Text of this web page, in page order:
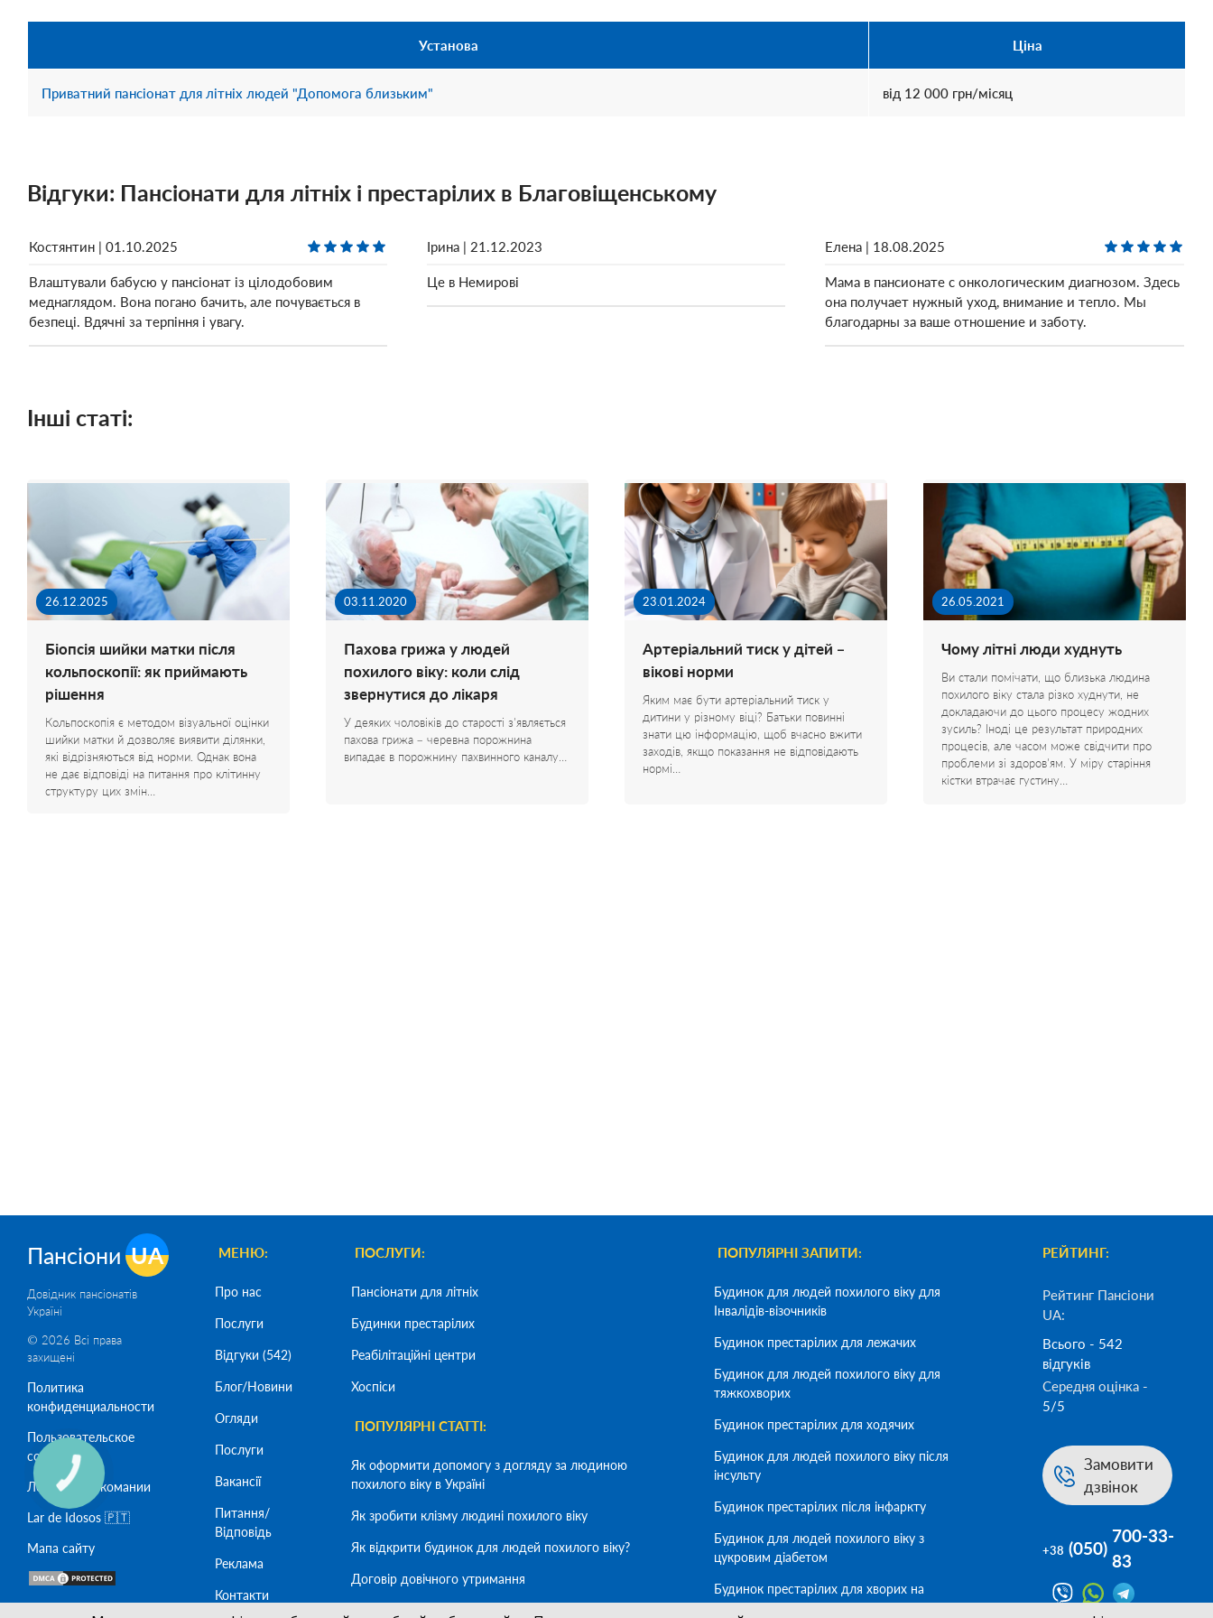
mse2_filter_msoption_dom_prestarelyix_pomoshnaya
mse2_filter_msoption_dom_prestarelyix_svetlovodsk
mse2_filter_msoption_reabilitaczionnyie_czentryi_blagoveshhenskoe
mse2_filter_msoption_xospisyi_blagoveshhenskoe
Реабілітаційні центри1
mse2_filter_msoption_pansionatyi_dlya_pozhilyix_bobrinecz
1
mse2_filter_msoption_reabilitaczionnyie_czentryi_gajvoron
mse2_filter_msoption_xospisyi_gajvoron
1
mse2_filter_msoption_pansionatyi_dlya_pozhilyix_dolinskaya
1
mse2_filter_msoption_reabilitaczionnyie_czentryi_dolinskaya
mse2_filter_msoption_xospisyi_dolinskaya
mse2_filter_msoption_pansionatyi_dlya_pozhilyix_znamenka
1
mse2_filter_msoption_reabilitaczionnyie_czentryi_znamenka
1
mse2_filter_msoption_pansionatyi_dlya_pozhilyix_pomoshnaya
mse2_filter_msoption_xospisyi_pomoshnaya
mse2_filter_msoption_pansionatyi_dlya_pozhilyix_svetlovodsk
1
mse2_filter_msoption_reabilitaczionnyie_czentryi_svetlovodsk
mse2_filter_msoption_xospisyi_svetlovodsk
1
mse2_filter_msoption_kropivniczkij
1
mse2_filter_msoption_dom_prestarelyix_dlya_lezhachix
Установа Ціна
Приватний пансіонат для літніх людей "Допомога близьким" від 12 000 грн/місяц
Відгуки: Пансіонати для літніх і престарілих в Благовіщенському
Костянтин | 01.10.2025
Влаштували бабусю у пансіонат із цілодобовим
меднаглядом. Вона погано бачить, але почувається в
безпеці. Вдячні за терпіння і увагу.
Ірина | 21.12.2023
Це в Немирові
Елена | 18.08.2025
Мама в пансионате с онкологическим диагнозом. Здесь
она получает нужный уход, внимание и тепло. Мы
благодарны за ваше отношение и заботу.
Інші статі:
26.12.2025
Біопсія шийки матки після
кольпоскопії: як приймають
рішення
Кольпоскопія є методом візуальної оцінки
шийки матки й дозволяє виявити ділянки,
які відрізняються від норми. Однак вона
не дає відповіді на питання про клітинну
структуру цих змін…
03.11.2020
Пахова грижа у людей
похилого віку: коли слід
звернутися до лікаря
У деяких чоловіків до старості з'являється
пахова грижа – черевна порожнина
випадає в порожнину пахвинного каналу…
23.01.2024
Артеріальний тиск у дітей –
вікові норми
Яким має бути артеріальний тиск у
дитини у різному віці? Батьки повинні
знати цю інформацію, щоб вчасно вжити
заходів, якщо показання не відповідають
нормі…
26.05.2021
Чому літні люди худнуть
Ви стали помічати, що близька людина
похилого віку стала різко худнути, не
докладаючи до цього процесу жодних
зусиль? Іноді це результат природних
процесів, але часом може свідчити про
проблеми зі здоров'ям. У міру старіння
кістки втрачає густину…
Пансіони UA
Довідник пансіонатів
Україні
© 2026 Всі права
захищені
Политика
конфиденциальности
Пользовательское
соглашение
Лечение наркомании
Lar de Idosos 🇵🇹
Мапа сайту
SeoСaptain
МЕНЮ:
Про нас
Послуги
Відгуки (542)
Блог/Новини
Огляди
Послуги
Вакансії
Питання/
Відповідь
Реклама
Контакти
ПОСЛУГИ:
Пансіонати для літніх
Будинки престарілих
Реабілітаційні центри
Хоспіси
ПОПУЛЯРНІ СТАТТІ:
Як оформити допомогу з догляду за людиною
похилого віку в Україні
Як зробити клізму людині похилого віку
Як відкрити будинок для людей похилого віку?
Договір довічного утримання
ПОПУЛЯРНІ ЗАПИТИ:
Будинок для людей похилого віку для
Інвалідів-візочників
Будинок престарілих для лежачих
Будинок для людей похилого віку для
тяжкохворих
Будинок престарілих для ходячих
Будинок для людей похилого віку після
інсульту
Будинок престарілих після інфаркту
Будинок для людей похилого віку з
цукровим діабетом
Будинок престарілих для хворих на
деменцію
РЕЙТИНГ:
Рейтинг Пансіони
UA:
Всього - 542
відгуків
Середня оцінка -
5/5
Замовити
дзвінок
+38 (050)
700-33-
83